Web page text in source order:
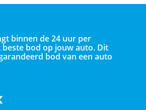
binnen de 24 uur per
beste bod op jouw auto. Dit
bod van een auto